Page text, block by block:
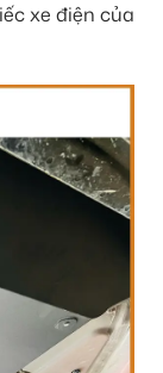
xe điện của